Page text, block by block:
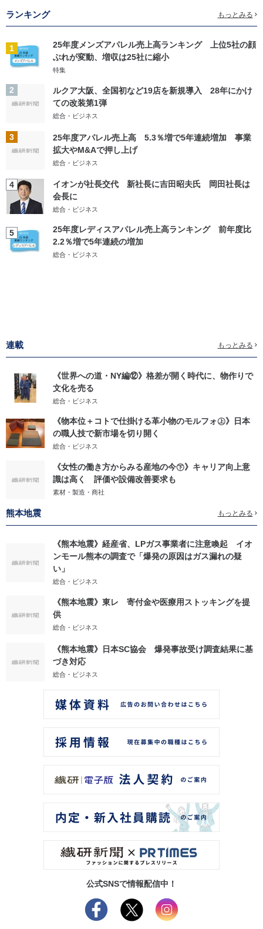
ランキング もっとみる
1
25年度メンズアパレル売上高ランキング 上位5社の顔
ぶれが変動、増収は25社に縮小
特集
2
ルクア大阪、全国初など19店を新規導入 28年にかけ
ての改装第1弾
総合・ビジネス
3
25年度アパレル売上高 5.3％増で5年連続増加 事業
拡大やM&Aで押し上げ
総合・ビジネス
4
イオンが社長交代 新社長に吉田昭夫氏 岡田社長は
会長に
総合・ビジネス
5
25年度レディスアパレル売上高ランキング 前年度比
2.2％増で5年連続の増加
総合・ビジネス
連載 もっとみる
《世界への道・NY編⑫》格差が開く時代に、物作りで
文化を売る
総合・ビジネス
《物本位＋コトで仕掛ける革小物のモルフォ㊤》日本
の職人技で新市場を切り開く
総合・ビジネス
《女性の働き方からみる産地の今㊦》キャリア向上意
識は高く 評価や設備改善要求も
素材・製造・商社
熊本地震 もっとみる
《熊本地震》経産省、LPガス事業者に注意喚起 イオ
ンモール熊本の調査で「爆発の原因はガス漏れの疑
い」
総合・ビジネス
《熊本地震》東レ 寄付金や医療用ストッキングを提
供
総合・ビジネス
《熊本地震》日本SC協会 爆発事故受け調査結果に基
づき対応
総合・ビジネス
公式SNSで情報配信中！